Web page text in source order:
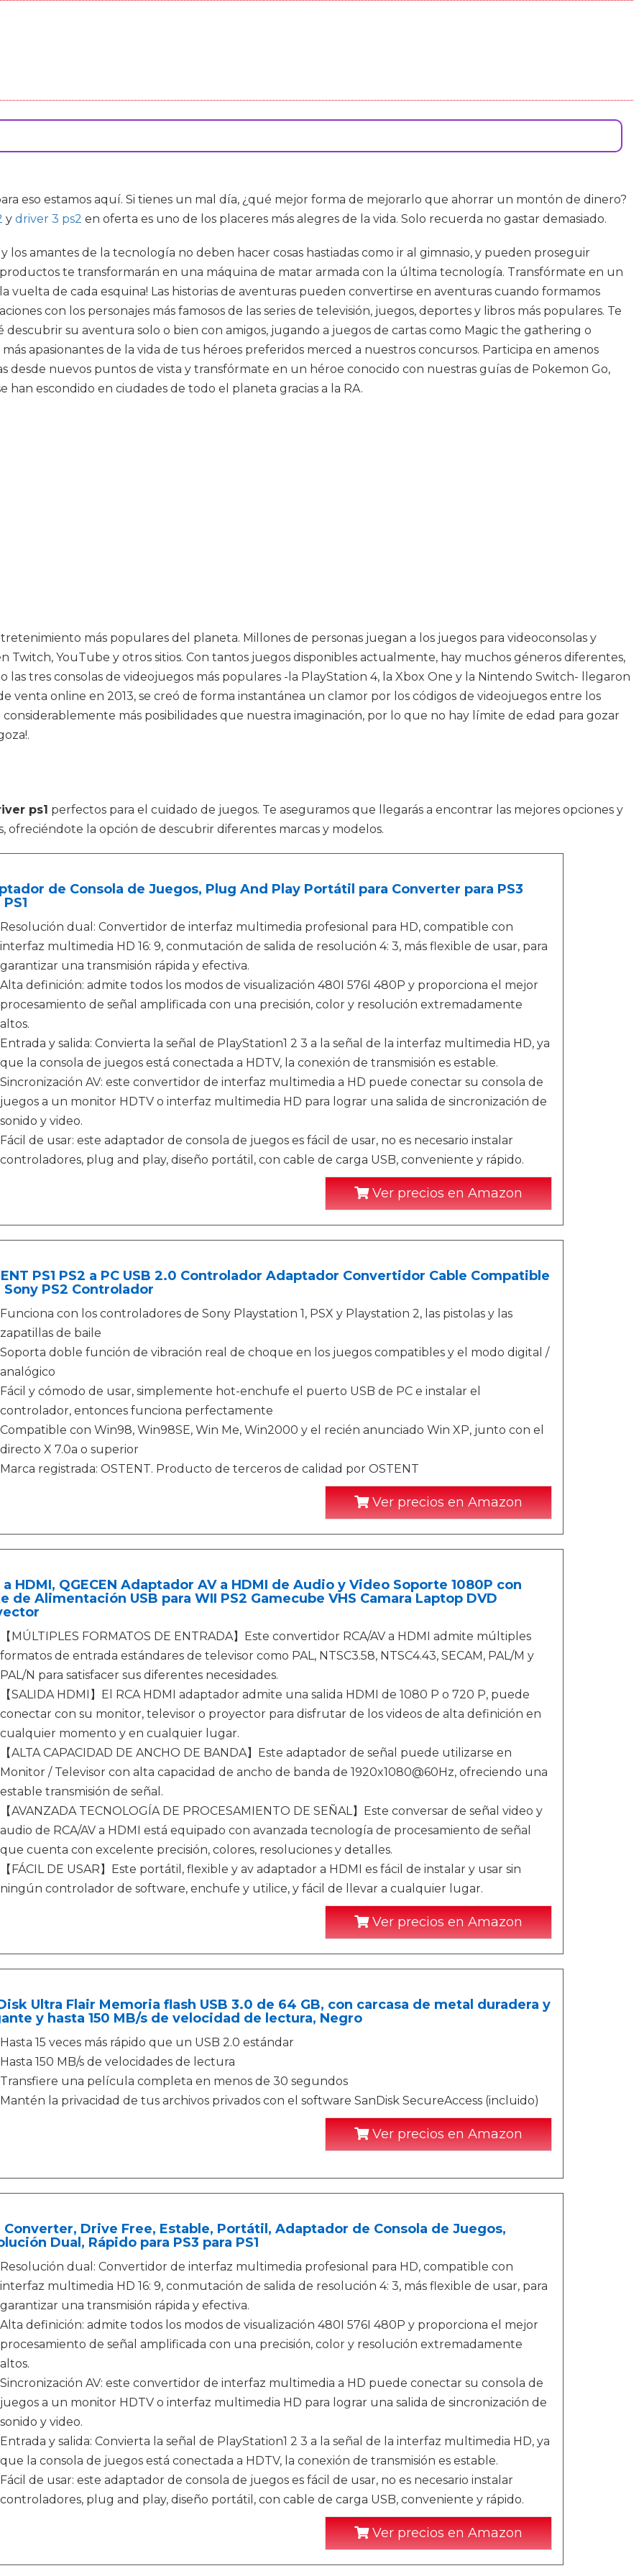
eso estamos aquí. Si tienes un mal día, ¿qué mejor forma de mejorarlo que ahorrar un montón de dinero?
y driver 3 ps2 en oferta es uno de los placeres más alegres de la vida. Solo recuerda no gastar demasiado.
amantes de la tecnología no deben hacer cosas hastiadas como ir al gimnasio, y pueden proseguir
te transformarán en una máquina de matar armada con la última tecnología. Transfórmate en un
vuelta de cada esquina! Las historias de aventuras pueden convertirse en aventuras cuando formamos
con los personajes más famosos de las series de televisión, juegos, deportes y libros más populares. Te
descubrir su aventura solo o bien con amigos, jugando a juegos de cartas como Magic the gathering o
apasionantes de la vida de tus héroes preferidos merced a nuestros concursos. Participa en amenos
nuevos puntos de vista y transfórmate en un héroe conocido con nuestras guías de Pokemon Go,
escondido en ciudades de todo el planeta gracias a la RA.
más populares del planeta. Millones de personas juegan a los juegos para videoconsolas y
Twitch, YouTube y otros sitios. Con tantos juegos disponibles actualmente, hay muchos géneros diferentes,
las tres consolas de videojuegos más populares -la PlayStation 4, la Xbox One y la Nintendo Switch- llegaron
venta online en 2013, se creó de forma instantánea un clamor por los códigos de videojuegos entre los
más posibilidades que nuestra imaginación, por lo que no hay límite de edad para gozar
ps1 perfectos para el cuidado de juegos. Te aseguramos que llegarás a encontrar las mejores opciones y
ofreciéndote la opción de descubrir diferentes marcas y modelos.
de Consola de Juegos, Plug And Play Portátil para Converter para PS3
Resolución dual: Convertidor de interfaz multimedia profesional para HD, compatible con
interfaz multimedia HD 16: 9, conmutación de salida de resolución 4: 3, más flexible de usar, para
garantizar una transmisión rápida y efectiva.
Alta definición: admite todos los modos de visualización 480I 576I 480P y proporciona el mejor
procesamiento de señal amplificada con una precisión, color y resolución extremadamente
altos.
Entrada y salida: Convierta la señal de PlayStation1 2 3 a la señal de la interfaz multimedia HD, ya
que la consola de juegos está conectada a HDTV, la conexión de transmisión es estable.
Sincronización AV: este convertidor de interfaz multimedia a HD puede conectar su consola de
juegos a un monitor HDTV o interfaz multimedia HD para lograr una salida de sincronización de
sonido y video.
Fácil de usar: este adaptador de consola de juegos es fácil de usar, no es necesario instalar
controladores, plug and play, diseño portátil, con cable de carga USB, conveniente y rápido.
Ver precios en Amazon
PS1 PS2 a PC USB 2.0 Controlador Adaptador Convertidor Cable Compatible
Sony PS2 Controlador
Funciona con los controladores de Sony Playstation 1, PSX y Playstation 2, las pistolas y las
zapatillas de baile
Soporta doble función de vibración real de choque en los juegos compatibles y el modo digital /
analógico
Fácil y cómodo de usar, simplemente hot-enchufe el puerto USB de PC e instalar el
controlador, entonces funciona perfectamente
Compatible con Win98, Win98SE, Win Me, Win2000 y el recién anunciado Win XP, junto con el
directo X 7.0a o superior
Marca registrada: OSTENT. Producto de terceros de calidad por OSTENT
Ver precios en Amazon
a HDMI, QGECEN Adaptador AV a HDMI de Audio y Video Soporte 1080P con
de Alimentación USB para WII PS2 Gamecube VHS Camara Laptop DVD
【MÚLTIPLES FORMATOS DE ENTRADA】Este convertidor RCA/AV a HDMI admite múltiples
formatos de entrada estándares de televisor como PAL, NTSC3.58, NTSC4.43, SECAM, PAL/M y
PAL/N para satisfacer sus diferentes necesidades.
【SALIDA HDMI】El RCA HDMI adaptador admite una salida HDMI de 1080 P o 720 P, puede
conectar con su monitor, televisor o proyector para disfrutar de los videos de alta definición en
cualquier momento y en cualquier lugar.
【ALTA CAPACIDAD DE ANCHO DE BANDA】Este adaptador de señal puede utilizarse en
Monitor / Televisor con alta capacidad de ancho de banda de 1920x1080@60Hz, ofreciendo una
estable transmisión de señal.
【AVANZADA TECNOLOGÍA DE PROCESAMIENTO DE SEÑAL】Este conversar de señal video y
audio de RCA/AV a HDMI está equipado con avanzada tecnología de procesamiento de señal
que cuenta con excelente precisión, colores, resoluciones y detalles.
【FÁCIL DE USAR】Este portátil, flexible y av adaptador a HDMI es fácil de instalar y usar sin
ningún controlador de software, enchufe y utilice, y fácil de llevar a cualquier lugar.
Ver precios en Amazon
Ultra Flair Memoria flash USB 3.0 de 64 GB, con carcasa de metal duradera y
y hasta 150 MB/s de velocidad de lectura, Negro
Hasta 15 veces más rápido que un USB 2.0 estándar
Hasta 150 MB/s de velocidades de lectura
Transfiere una película completa en menos de 30 segundos
Mantén la privacidad de tus archivos privados con el software SanDisk SecureAccess (incluido)
Ver precios en Amazon
Converter, Drive Free, Estable, Portátil, Adaptador de Consola de Juegos,
Dual, Rápido para PS3 para PS1
Resolución dual: Convertidor de interfaz multimedia profesional para HD, compatible con
interfaz multimedia HD 16: 9, conmutación de salida de resolución 4: 3, más flexible de usar, para
garantizar una transmisión rápida y efectiva.
Alta definición: admite todos los modos de visualización 480I 576I 480P y proporciona el mejor
procesamiento de señal amplificada con una precisión, color y resolución extremadamente
altos.
Sincronización AV: este convertidor de interfaz multimedia a HD puede conectar su consola de
juegos a un monitor HDTV o interfaz multimedia HD para lograr una salida de sincronización de
sonido y video.
Entrada y salida: Convierta la señal de PlayStation1 2 3 a la señal de la interfaz multimedia HD, ya
que la consola de juegos está conectada a HDTV, la conexión de transmisión es estable.
Fácil de usar: este adaptador de consola de juegos es fácil de usar, no es necesario instalar
controladores, plug and play, diseño portátil, con cable de carga USB, conveniente y rápido.
Ver precios en Amazon